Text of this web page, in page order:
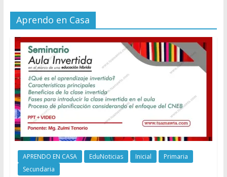
Aprendo en Casa
APRENDO EN CASA EduNoticias Inicial
Primaria
Secundaria